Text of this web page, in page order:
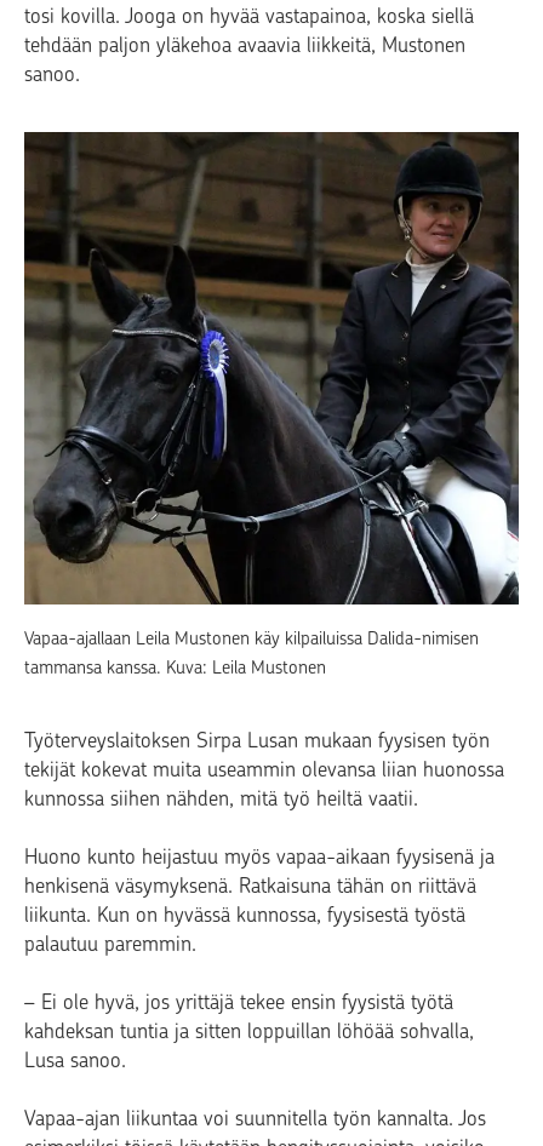
tosi kovilla. Jooga on hyvää vastapainoa, koska siellä
tehdään paljon yläkehoa avaavia liikkeitä, Mustonen
sanoo.
Vapaa-ajallaan Leila Mustonen käy kilpailuissa Dalida-nimisen
tammansa kanssa. Kuva: Leila Mustonen
Työterveyslaitoksen Sirpa Lusan mukaan fyysisen työn
tekijät kokevat muita useammin olevansa liian huonossa
kunnossa siihen nähden, mitä työ heiltä vaatii.
Huono kunto heijastuu myös vapaa-aikaan fyysisenä ja
henkisenä väsymyksenä. Ratkaisuna tähän on riittävä
liikunta. Kun on hyvässä kunnossa, fyysisestä työstä
palautuu paremmin.
– Ei ole hyvä, jos yrittäjä tekee ensin fyysistä työtä
kahdeksan tuntia ja sitten loppuillan löhöää sohvalla,
Lusa sanoo.
Vapaa-ajan liikuntaa voi suunnitella työn kannalta. Jos